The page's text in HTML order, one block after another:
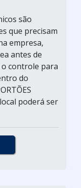
são
que precisam
empresa,
antes de
controle para
do
poderá ser